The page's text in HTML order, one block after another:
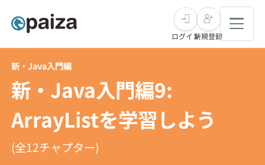
インタビュー
求人検索
新卒就活
ログイン新規登録
新・Java入門編
新・Java入門編9:
ArrayListを学習しよう
(全12チャプター)